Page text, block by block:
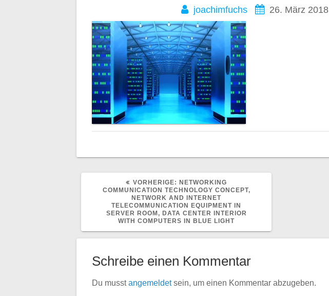
joachimfuchs 26. März 2018
VORHERIGE: VORHERIGER
BEITRAG:
NETWORKING
COMMUNICATION TECHNOLOGY CONCEPT,
NETWORK AND INTERNET
TELECOMMUNICATION EQUIPMENT IN
SERVER ROOM, DATA CENTER INTERIOR
WITH COMPUTERS IN BLUE LIGHT
Schreibe einen Kommentar
Du musstangemeldetsein, um einen Kommentar abzugeben.